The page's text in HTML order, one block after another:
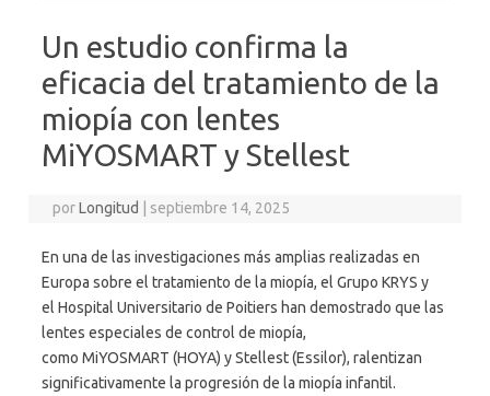
Un estudio confirma la
eficacia del tratamiento de la
miopía con lentes
MiYOSMART y Stellest
porLongitud septiembre 14, 2025
En una de las investigaciones más amplias realizadas en
Europa sobre el tratamiento de la miopía, el Grupo KRYS y
el Hospital Universitario de Poitiers han demostrado que las
lentes especiales de control de miopía,
como MiYOSMART (HOYA) y Stellest (Essilor), ralentizan
significativamente la progresión de la miopía infantil.